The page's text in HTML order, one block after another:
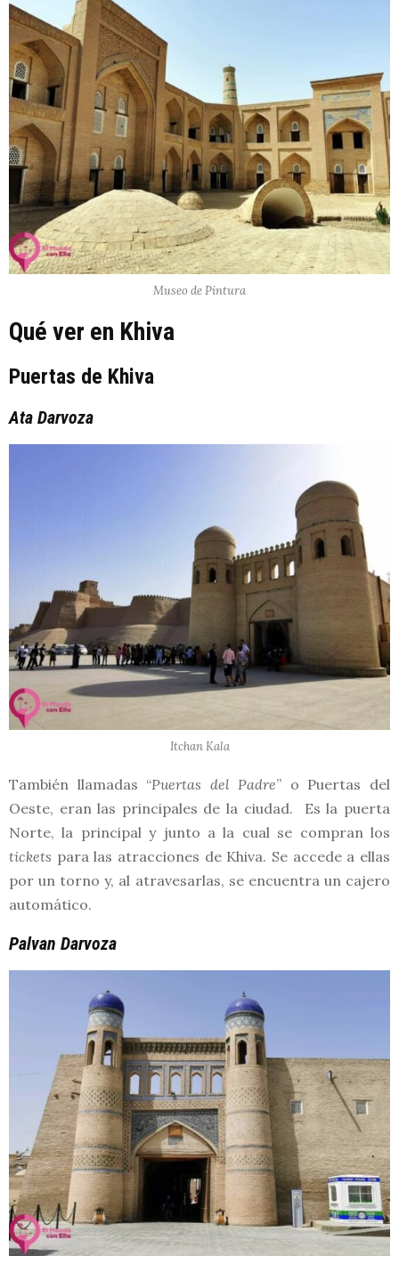
Museo de Pintura
Qué ver en Khiva
Puertas de Khiva
Ata Darvoza
Itchan Kala
También llamadas “Puertas del Padre” o Puertas del
Oeste, eran las principales de la ciudad. Es la puerta
Norte, la principal y junto a la cual se compran los
tickets para las atracciones de Khiva. Se accede a ellas
por un torno y, al atravesarlas, se encuentra un cajero
automático.
Palvan Darvoza